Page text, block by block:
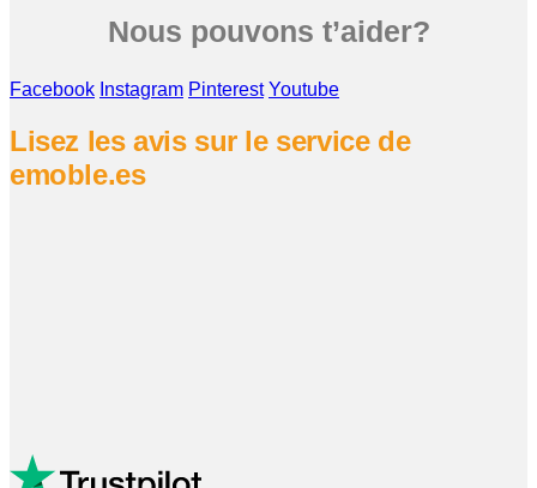
Nous pouvons t’aider?
Facebook Instagram Pinterest Youtube
Lisez les avis sur le service de
emoble.es